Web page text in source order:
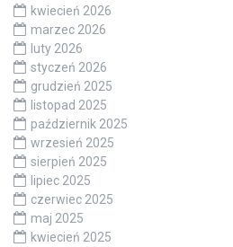
kwiecień 2026
marzec 2026
luty 2026
styczeń 2026
grudzień 2025
listopad 2025
październik 2025
wrzesień 2025
sierpień 2025
lipiec 2025
czerwiec 2025
maj 2025
kwiecień 2025